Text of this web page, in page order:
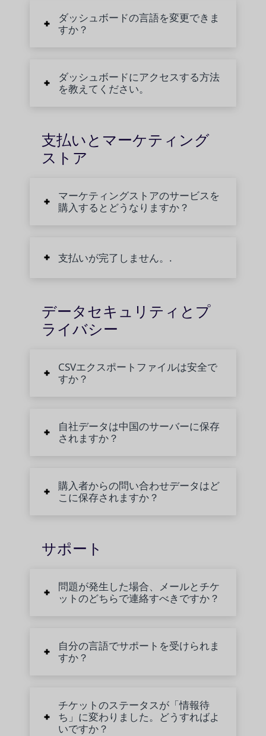
ダッシュボードの言語を変更できま
すか？
ダッシュボードにアクセスする方法
を教えてください。
支払いとマーケティング
ストア
マーケティングストアのサービスを
購入するとどうなりますか？
支払いが完了しません。.
データセキュリティとプ
ライバシー
CSVエクスポートファイルは安全で
すか？
自社データは中国のサーバーに保存
されますか？
購入者からの問い合わせデータはど
こに保存されますか？
サポート
問題が発生した場合、メールとチケ
ットのどちらで連絡すべきですか？
自分の言語でサポートを受けられま
すか？
チケットのステータスが「情報待
ち」に変わりました。どうすればよ
いですか？